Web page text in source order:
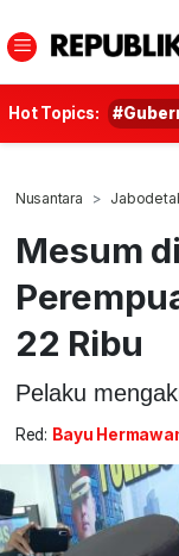
Hot Topics:
Nusantara
Mesum
22 Ribu
Pelaku
Red: Bayu